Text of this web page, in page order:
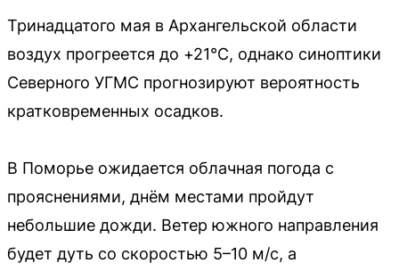
Тринадцатого мая в Архангельской области
воздух прогреется до +21°C, однако синоптики
Северного УГМС прогнозируют вероятность
кратковременных осадков.
В Поморье ожидается облачная погода с
прояснениями, днём местами пройдут
небольшие дожди. Ветер южного направления
будет дуть со скоростью 5–10 м/с, а